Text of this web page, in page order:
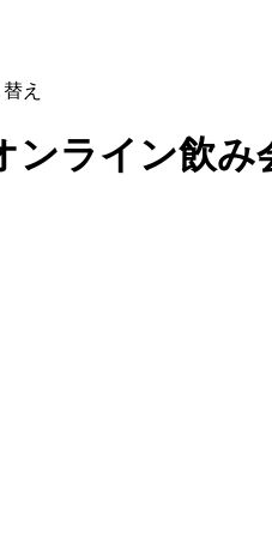
え
ンライン飲み